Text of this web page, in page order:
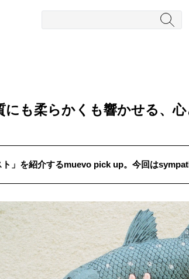
ガー #HR/HM #女性シンガー #ヒップホッ
も柔らかくも響かせる、心
ト」を紹介するmuevo pick up。今回は